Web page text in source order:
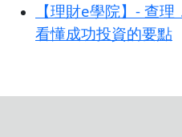
【理財e學院】- 查
看懂成功投資的要點